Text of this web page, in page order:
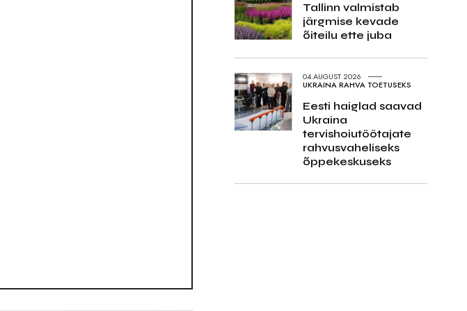
Tallinn valmistab
järgmise kevade
õiteilu ette juba
04.AUGUST 2026
UKRAINA RAHVA TOETUSEKS
Eesti haiglad saavad
Ukraina
tervishoiutöötajate
rahvusvaheliseks
õppekeskuseks